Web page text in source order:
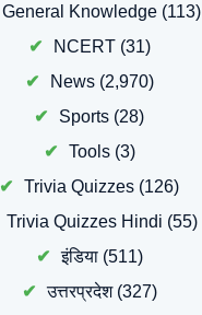
General Knowledge (113)
NCERT(31)
News(2,970)
Sports (28)
Tools(3)
Trivia Quizzes (126)
Trivia Quizzes Hindi (55)
इंडिया(511)
उत्तरप्रदेश(327)